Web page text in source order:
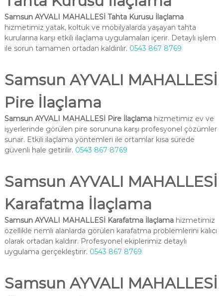
Samsun AYVALI MAHALLESİ Tahta Kurusu İlaçlama
hizmetimiz yatak, koltuk ve mobilyalarda yaşayan tahta
kurularına karşı etkili ilaçlama uygulamaları içerir. Detaylı işlem
ile sorun tamamen ortadan kaldırılır. 0543 867 8769
Samsun AYVALI MAHALLESİ
Pire İlaçlama
Samsun AYVALI MAHALLESİ Pire İlaçlamahizmetimiz ev ve
işyerlerinde görülen pire sorununa karşı profesyonel çözümler
sunar. Etkili ilaçlama yöntemleri ile ortamlar kısa sürede
güvenli hale getirilir. 0543 867 8769
Samsun AYVALI MAHALLESİ
Karafatma İlaçlama
Samsun AYVALI MAHALLESİ Karafatma İlaçlamahizmetimiz
özellikle nemli alanlarda görülen karafatma problemlerini kalıcı
olarak ortadan kaldırır. Profesyonel ekiplerimiz detaylı
uygulama gerçekleştirir. 0543 867 8769
Samsun AYVALI MAHALLESİ